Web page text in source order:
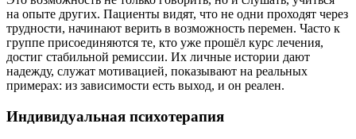
на опыте других. Пациенты видят, что не одни проходят через
трудности, начинают верить в возможность перемен. Часто к
группе присоединяются те, кто уже прошёл курс лечения,
достиг стабильной ремиссии. Их личные истории дают
надежду, служат мотивацией, показывают на реальных
примерах: из зависимости есть выход, и он реален.
Индивидуальная психотерапия